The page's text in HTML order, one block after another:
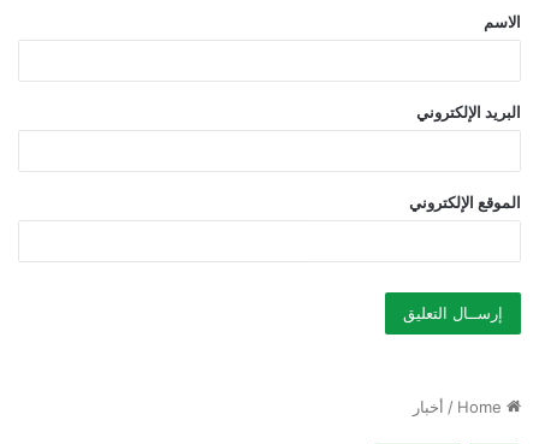
*
الاسم
البريد الإلكتروني
الموقع الإلكتروني